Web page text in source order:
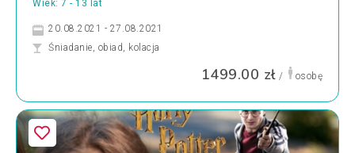
Wiek: 7 - 13 lat
20.08.2021 - 27.08.2021
Śniadanie, obiad, kolacja
1499.00 zł / osobę